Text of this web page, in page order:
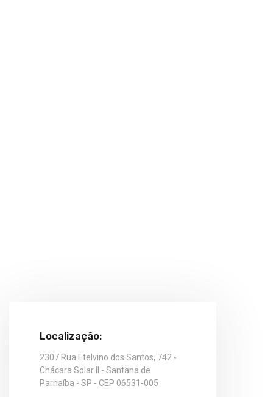
Localização:
2307 Rua Etelvino dos Santos, 742 -
Chácara Solar II - Santana de
Parnaíba - SP - CEP 06531-005